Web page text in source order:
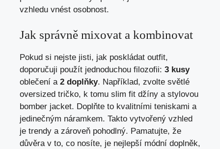
vzhledu vnést osobnost.
Jak správně mixovat a kombinovat
Pokud si nejste jisti, jak poskládat outfit,
doporučuji použít jednoduchou filozofii: 3 kusy
oblečení a 2 doplňky. Například, zvolte světlé
oversized tričko, k tomu slim fit džíny a stylovou
bomber jacket. Doplňte to kvalitními teniskami a
jedinečným náramkem. Takto vytvořený vzhled
je trendy a zároveň pohodlný. Pamatujte, že
důvěra v to, co nosíte, je nejlepší módní doplněk,